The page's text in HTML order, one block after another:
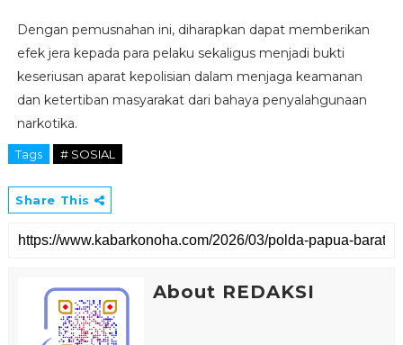
Dengan pemusnahan ini, diharapkan dapat memberikan
efek jera kepada para pelaku sekaligus menjadi bukti
keseriusan aparat kepolisian dalam menjaga keamanan
dan ketertiban masyarakat dari bahaya penyalahgunaan
narkotika.
Tags # SOSIAL
Share This
About REDAKSI